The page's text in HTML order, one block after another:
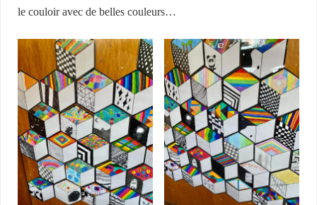
le couloir avec de belles couleurs…